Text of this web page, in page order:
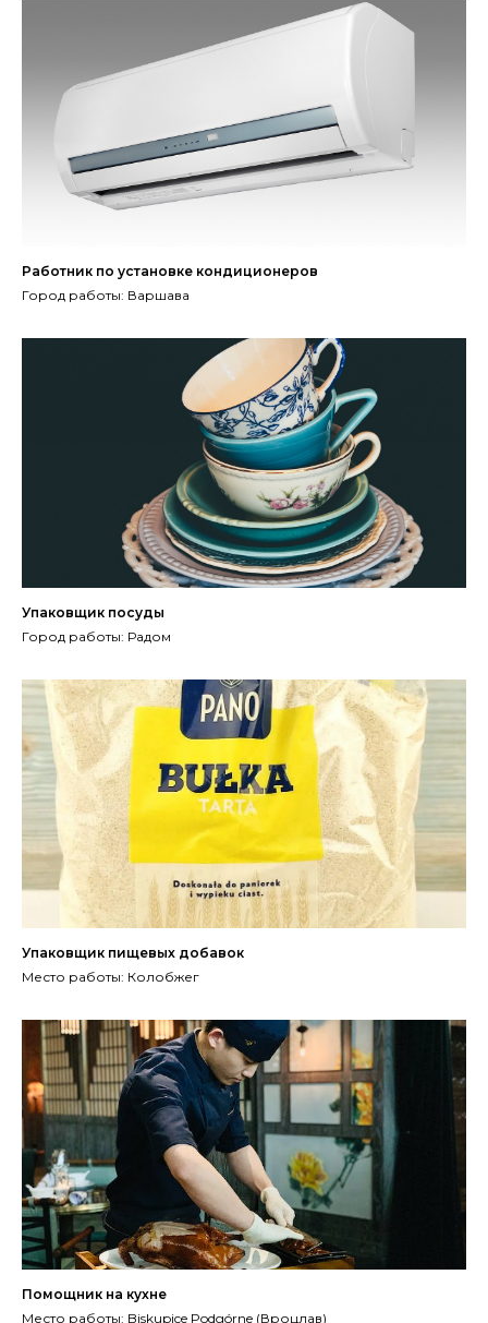
Работник по установке кондиционеров
Город работы: Варшава
Упаковщик посуды
Город работы: Радом
Упаковщик пищевых добавок
Место работы: Колобжег
Помощник на кухне
Место работы: Biskupice Podgórne (Вроцлав)